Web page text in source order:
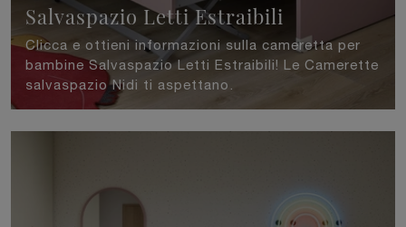
Salvaspazio Letti Estraibili
Clicca e ottieni informazioni sulla cameretta per
bambine Salvaspazio Letti Estraibili! Le Camerette
salvaspazio Nidi ti aspettano.